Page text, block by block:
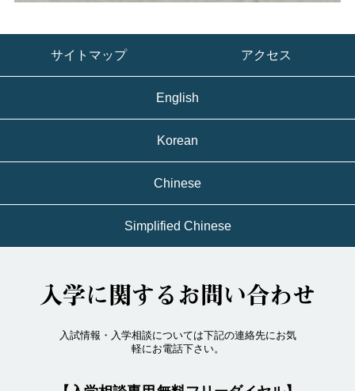
サイトマップ アクセス
English
Korean
Chinese
Simplified Chinese
入学に関するお問い合わせ
入試情報・入学相談については下記の連絡先にお気
軽にお電話下さい。